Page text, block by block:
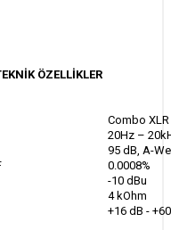
ÖZELLİKLER
Combo
20Hz –
95 dB, A-
0.0008%
-10 dBu
4 kOhm
+16 dB -